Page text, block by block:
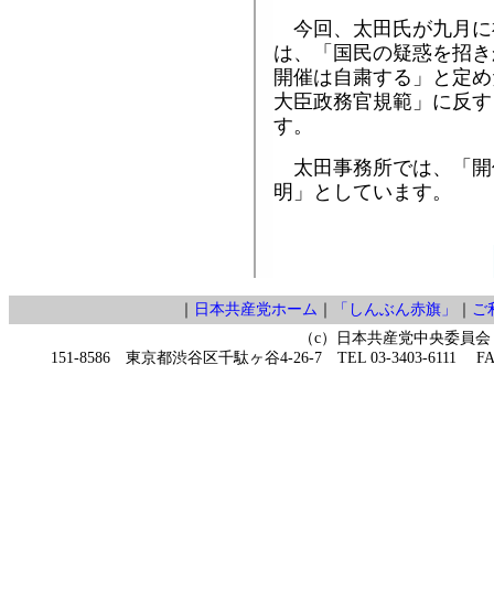
今回、太田氏が九月
は、「国民の疑惑を招
開催は自粛する」と定
大臣政務官規範」に反
す。
太田事務所では、「
明」としています。
｜ 日本共産党ホーム ｜ 「しんぶん赤旗」 ｜ ご
（c）日本共産党中央委員会
151-8586 東京都渋谷区千駄ヶ谷4-26-7 TEL 03-3403-6111